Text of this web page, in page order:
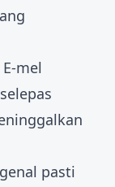
E-mel
pasti